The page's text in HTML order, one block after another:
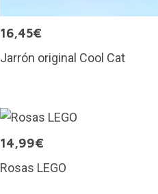
16,45€
Jarrón original Cool Cat
14,99€
Rosas LEGO